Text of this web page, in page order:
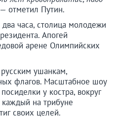
отметил Путин.
часа, столица молодежи
Апогей
арене Олимпийских
ушанкам,
флагов. Масштабное шоу
у костра, вокруг
на трибуне
своих целей.